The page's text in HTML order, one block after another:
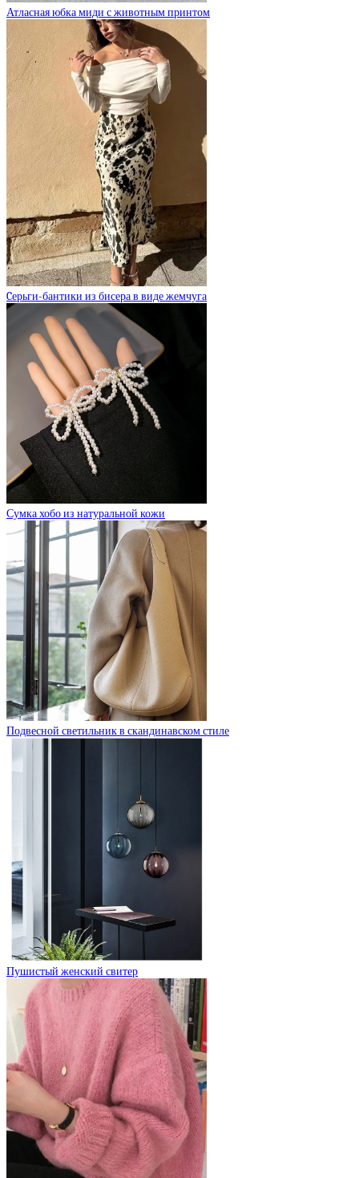
Атласная юбка миди с животным принтом
Cерьги-бантики из бисера в виде жемчуга
Сумка хобо из натуральной кожи
Подвесной светильник в скандинавском стиле
Пушистый женский свитер